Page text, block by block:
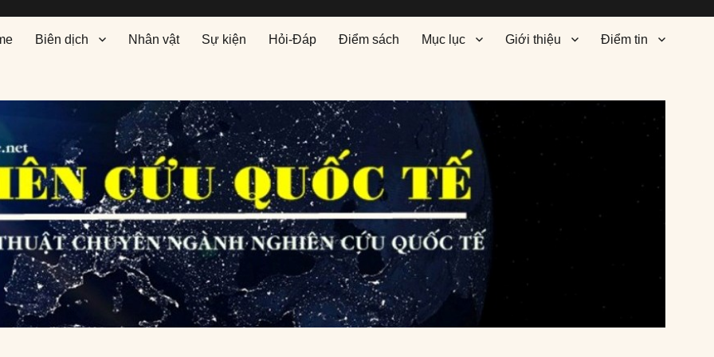
Biên dịch Nhân vật Sự kiện Hỏi-Đáp Điểm sách Mục lục Giới thiệu Điểm tin